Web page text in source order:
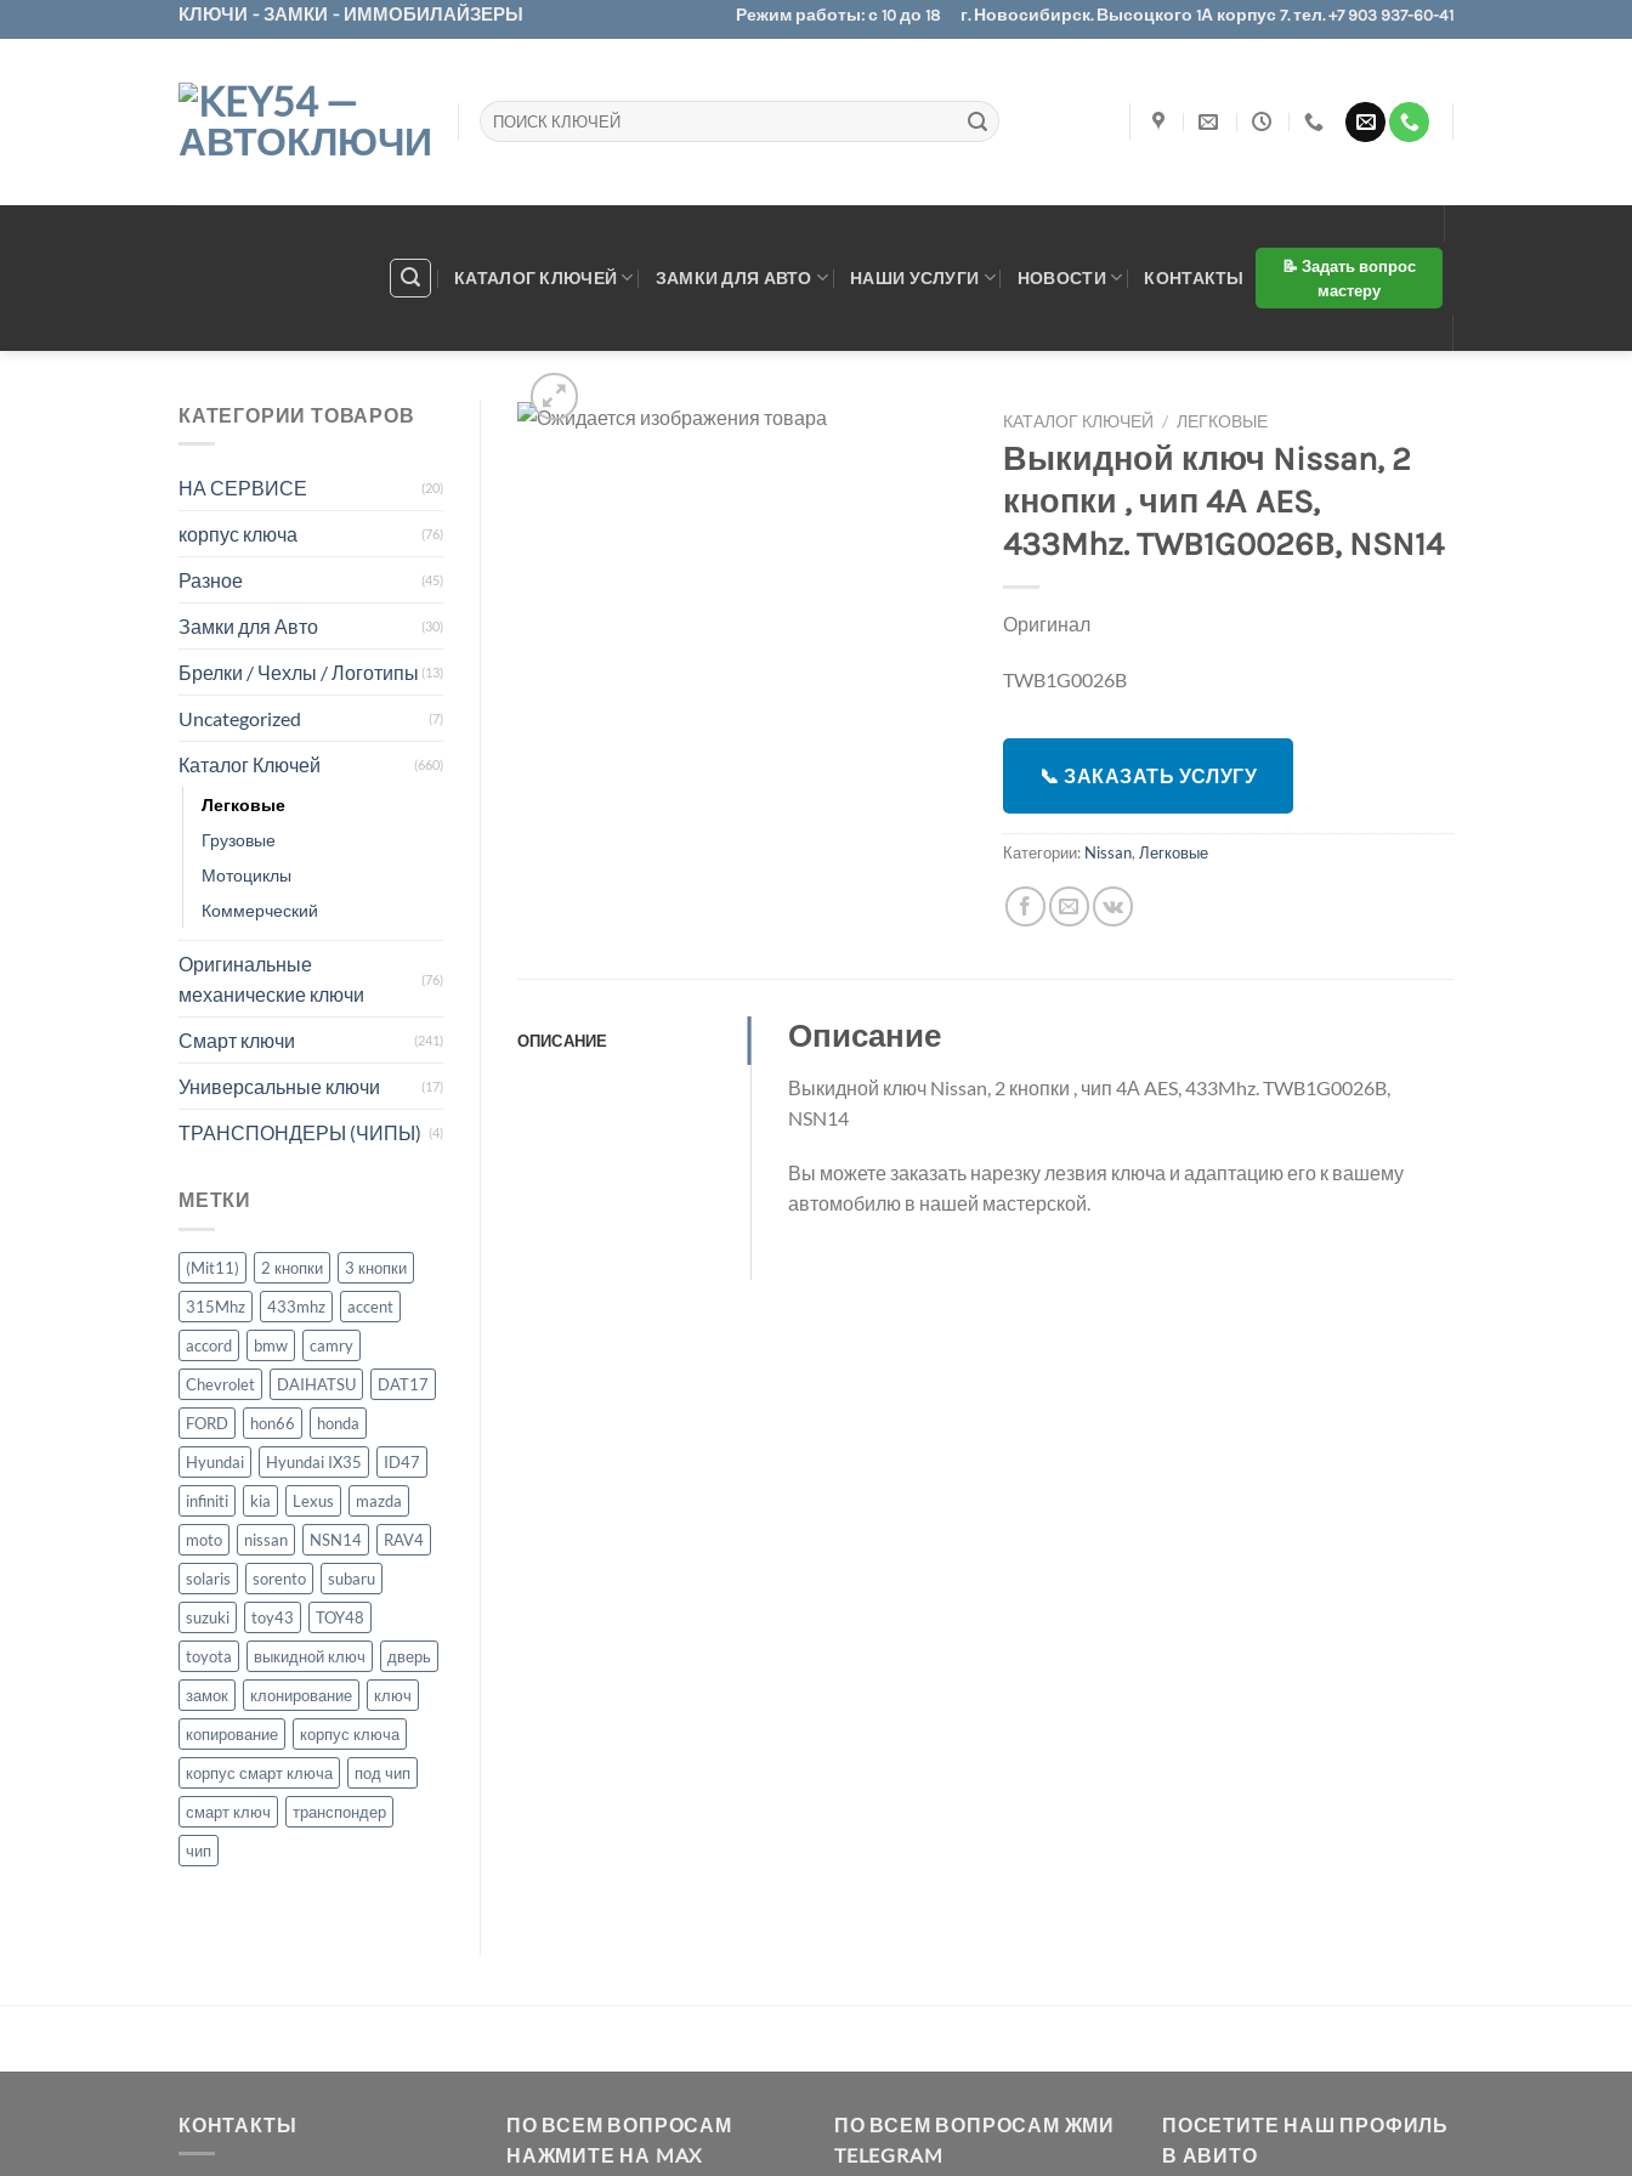
to
КЛЮЧИ - ЗАМКИ - ИММОБИЛАЙЗЕРЫ Режим работы: с 10 до 18 г. Новосибирск. Высоцкого 1А корпус 7. тел. +7 903 937-60-41
Искать:
КАТАЛОГ КЛЮЧЕЙ ЗАМКИ ДЛЯ АВТО НАШИ УСЛУГИ НОВОСТИ КОНТАКТЫ
📝 Задать вопрос
мастеру
КАТЕГОРИИ ТОВАРОВ
НА СЕРВИСЕ (20)
корпус ключа (76)
Разное (45)
Замки для Авто (30)
Брелки / Чехлы / Логотипы (13)
Uncategorized (7)
Каталог Ключей (660)
Легковые
Грузовые
Мотоциклы
Коммерческий
Оригинальные
механические ключи
(76)
Смарт ключи (241)
Универсальные ключи (17)
ТРАНСПОНДЕРЫ (ЧИПЫ) (4)
МЕТКИ
(Mit11) 2 кнопки
3 кнопки
315Mhz
433mhz
accent
accord
bmw
camry
Chevrolet
DAIHATSU
DAT17
FORD
hon66
honda
Hyundai
Hyundai IX35
ID47
infiniti
kia Lexus
mazda
moto
nissan NSN14
RAV4
solaris
sorento
subaru
suzuki
toy43
TOY48
toyota
выкидной ключ
дверь
замок
клонирование
ключ
копирование
корпус ключа
корпус смарт ключа
под чип
смарт ключ
транспондер
чип
КАТАЛОГ КЛЮЧЕЙ / ЛЕГКОВЫЕ
Выкидной ключ Nissan, 2
кнопки , чип 4А AES,
433Mhz. TWB1G0026B, NSN14
Оригинал
TWB1G0026B
📞 ЗАКАЗАТЬ УСЛУГУ
Категории: Nissan, Легковые
ОПИСАНИЕ Описание
Выкидной ключ Nissan, 2 кнопки , чип 4А AES, 433Mhz. TWB1G0026B,
NSN14
Вы можете заказать нарезку лезвия ключа и адаптацию его к вашему
автомобилю в нашей мастерской.
КОНТАКТЫ
ПО ВСЕМ ВОПРОСАМ
НАЖМИТЕ НА MAX
ПО ВСЕМ ВОПРОСАМ ЖМИ
TELEGRAM
ПОСЕТИТЕ НАШ ПРОФИЛЬ
В АВИТО